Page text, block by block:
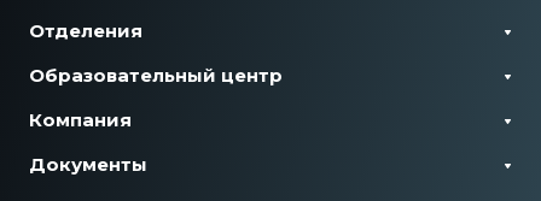
Отделения
Образовательный центр
Компания
Документы